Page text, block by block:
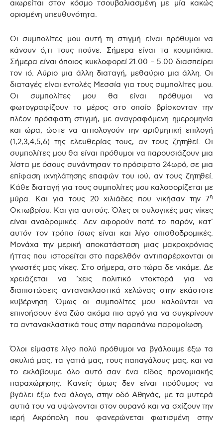
αιωρείται στον κόσμο τσουβαλιασμένη με μία κακώς
ορισμένη υπευθυνότητα.
Οι συμπολίτες μου αυτή τη στιγμή είναι πρόθυμοι να
κάνουν ό,τι τους πούνε. Σήμερα είναι τα κουμπάκια.
Σήμερα είναι όποιος κυκλοφορεί 21.00 – 5.00 διασπείρει
τον ιό. Αύριο μια άλλη διαταγή, μεθαύριο μια άλλη. Οι
διαταγές είναι εντολές Μεσσία για τους συμπολίτες μου.
Οι συμπολίτες μου θα είναι πρόθυμοι να
φωτογραφίζουν το μέρος στο οποίο βρίσκονταν την
πλέον πρόσφατη στιγμή, με αναγραφόμενη ημερομηνία
και ώρα, ώστε να αιτιολογούν την αριθμητική επιλογή
(1,2,3,4,5,6) της ελευθερίας τους, αν τους ζητηθεί. Οι
συμπολίτες μου θα είναι πρόθυμοι να παρουσιάζουν μια
λίστα με όσους συνάντησαν το πρόσφατο 24ωρό, σε μια
επίφαση ιχνηλάτησης επαφών του ιού, αν τους ζητηθεί.
Κάθε διαταγή για τους συμπολίτες μου καλοσορίζεται με
μύρα. Και για τους 20 χιλιάδες που νικήσαν την 7η
Οκτωβρίου. Και για αυτούς. Όλες οι συλογικές μας νίκες
είναι αναδρομικές. Δεν αφορούν ποτέ το παρόν, κατ’
αυτόν τον τρόπο ίσως είναι και λίγο οπισθοδρομικές.
Μονάχα την μερική αποκατάσταση μιας μακροχρόνιας
ήττας που ιστορείται στο παρελθόν αντιπαρέρχονται οι
γνωστές μας νίκες. Στο σήμερα, στο τώρα δε νικάμε. Δε
χρειάζεται να ‘χεις πολιτικό ντοκτορά για να
διαπιστώσεις αντανακλαστικά χελώνας στην εκάστοτε
κυβέρνηση. Όμως οι συμπολίτες μου καλούνται να
επινοήσουν ένα ζώο ακόμα πιο αργό για να συγκρίνουν
τα αντανακλαστικά τους στην παραπάνω παρομοίωση.
Όλοι είμαστε λίγο πολύ πρόθυμοι να βγάλουμε έξω τα
σκυλιά μας, τα γατιά μας, τους παπαγάλους μας, και να
το εκλάβουμε όλο αυτό σαν ένα είδος προνομιακής
παραχώρησης. Κανείς όμως δεν είναι πρόθυμος να
βγάλει έξω ένα άλογο, στην οδό Αθηνάς, με τα μυτερά
αυτιά του να υψώνονται στον ουρανό και να σχίζουν την
ιερή Ακρόπολη που φανερώνεται φωτισμένη στην